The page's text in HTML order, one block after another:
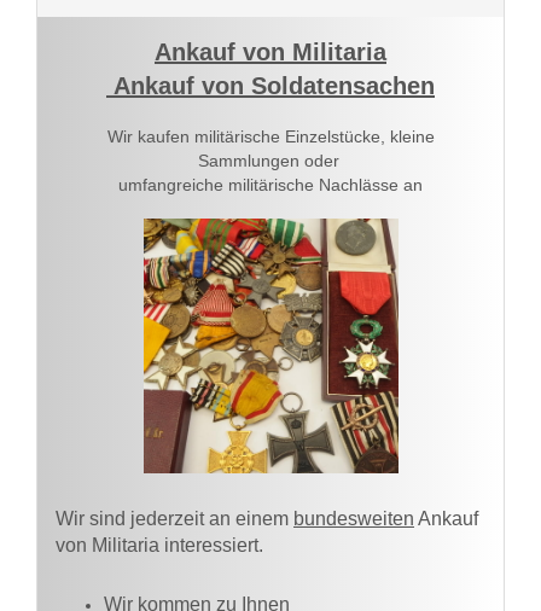
Ankauf von Militaria
Ankauf von Soldatensachen
Wir kaufen militärische Einzelstücke, kleine
Sammlungen oder
umfangreiche militärische Nachlässe an
Wir sind jederzeit an einem bundesweiten Ankauf
von Militaria interessiert.
Wir kommen zu Ihnen​